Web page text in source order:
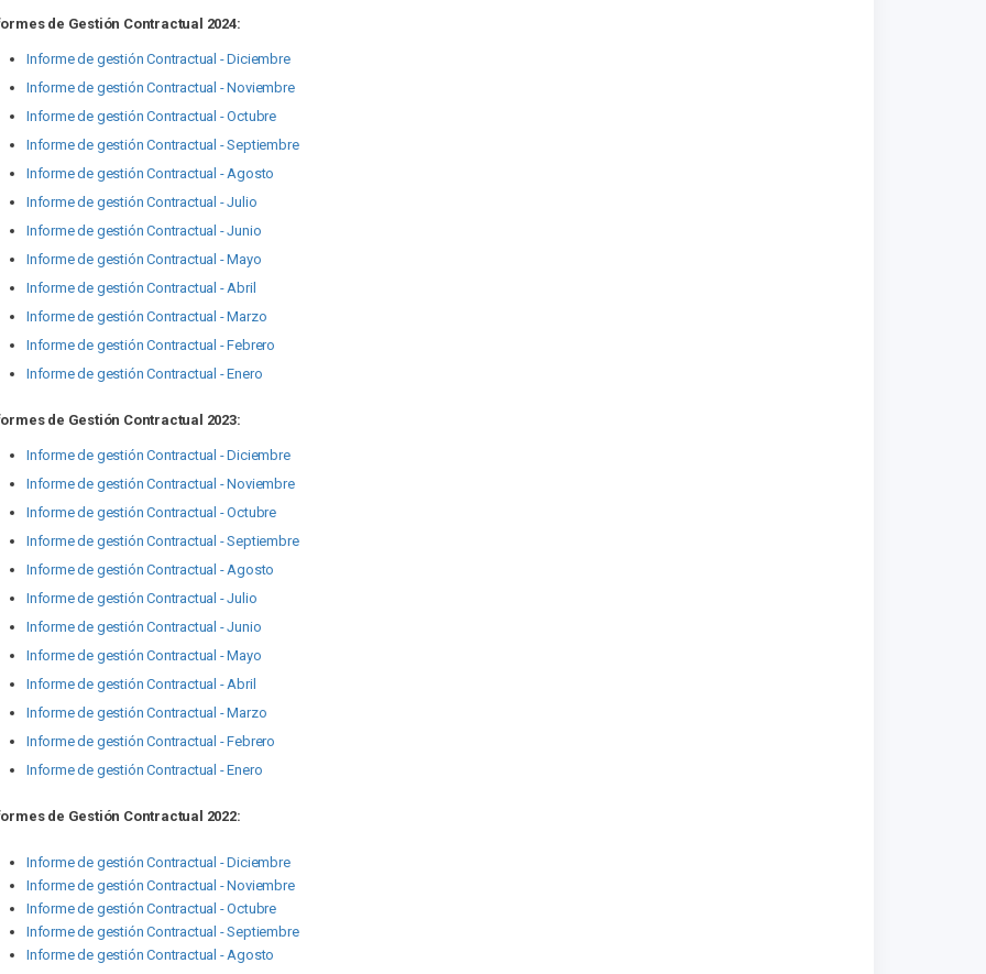
de Gestión Contractual 2024:
Informe de gestión Contractual -Diciembre
Informe de gestión Contractual -Noviembre
Informe de gestión Contractual -Octubre
Informe de gestión Contractual -Septiembre
Informe de gestión Contractual -Agosto
Informe de gestión Contractual - Ju lio
Informe de gestión Contractual - Junio
Informe de gestión Contractual - Mayo
Informe de gestión Contractual - Abril
Informe de gestión Contractual - Marzo
Informe de gestión Contractual - Febrero
Informe de gestión Contractual - Enero
de Gestión Contractual 2023:
Informe de gestión Contractual - Diciembre
Informe de gestión Contractual -Noviembre
Informe de gestión Contractual -Octubre
Informe de gestión Contractual -Septiembre
Informe de gestión Contractual - Agosto
Informe de gestión Contractual - Julio
Informe de gestión Contractual - Junio
Informe de gestión Contractual - Mayo
Informe de gestión Contractual - Abril
Informe de gestión Contractual - Marzo
Informe de gestión Contractual - Febrero
Informe de gestión Contractual - Enero
de Gestión Contractual 2022:
Informe de gestión Contractual -Diciembre
Informe de gestión Contractual -Noviembre
Informe de gestión Contractual -Octubre
Informe de gestión Contractual -Septiembre
Informe de gestión Contractual - Agosto